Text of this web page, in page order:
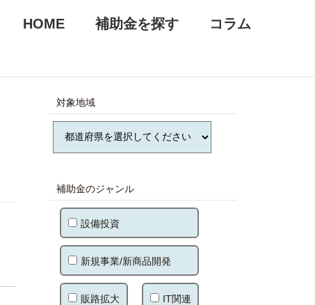
HOME 補助金を探す コラム
対象地域
補助金のジャンル
設備投資
新規事業/新商品開発
販路拡大 IT関連